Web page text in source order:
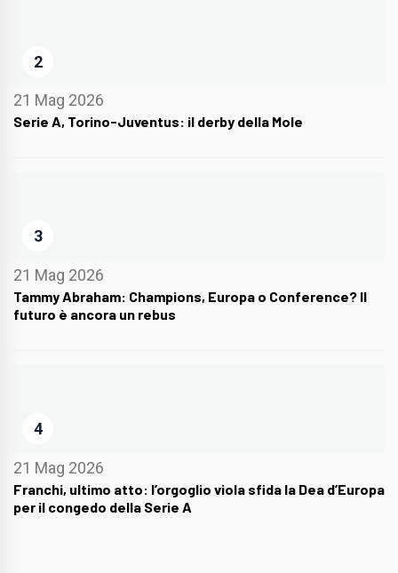
2
21 Mag 2026
Serie A, Torino-Juventus: il derby della Mole
3
21 Mag 2026
Tammy Abraham: Champions, Europa o Conference? Il
futuro è ancora un rebus
4
21 Mag 2026
Franchi, ultimo atto: l’orgoglio viola sfida la Dea d’Europa
per il congedo della Serie A